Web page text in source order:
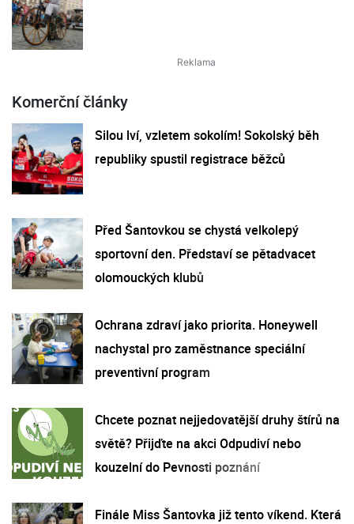
Komerční články
Silou lví, vzletem sokolím! Sokolský běh
republiky spustil registrace běžců
Před Šantovkou se chystá velkolepý
sportovní den. Představí se pětadvacet
olomouckých klubů
Ochrana zdraví jako priorita. Honeywell
nachystal pro zaměstnance speciální
preventivní program
Chcete poznat nejjedovatější druhy štírů na
světě? Přijďte na akci Odpudiví nebo
kouzelní do Pevnosti poznání
Finále Miss Šantovka již tento víkend. Která